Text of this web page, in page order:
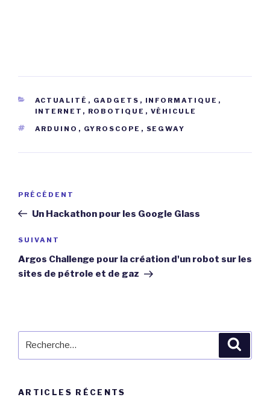
CATÉGORIES
ACTUALITÉ , GADGETS , INFORMATIQUE ,
INTERNET , ROBOTIQUE , VÉHICULE
ÉTIQUETTES
ARDUINO , GYROSCOPE , SEGWAY
Navigation
l’article
Article
précédent
PRÉCÉDENT
Un Hackathon pour les Google Glass
Article
suivant
SUIVANT
Argos Challenge pour la création d'un robot sur les
sites de pétrole et de gaz
ARTICLES RÉCENTS